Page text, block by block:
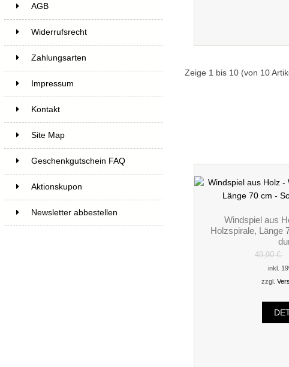
AGB
Widerrufsrecht
Zahlungsarten
Impressum
Kontakt
Site Map
Geschenkgutschein FAQ
Aktionskupon
Newsletter abbestellen
Zeige 1 bis 10(von 10
Windspiel aus
Holzspirale, Länge
49,90 €
inkl.
zzgl.